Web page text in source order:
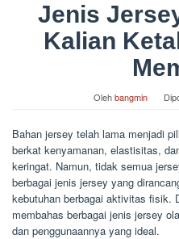
Jenis
Kalian
Olehbangmin
Bahan jersey telah lama menjadi
berkat kenyamanan, elastisitas,
keringat. Namun, tidak semua
berbagai jenis jersey yang
kebutuhan berbagai aktivitas fisik.
membahas berbagai jenis jersey
dan penggunaannya yang ideal.